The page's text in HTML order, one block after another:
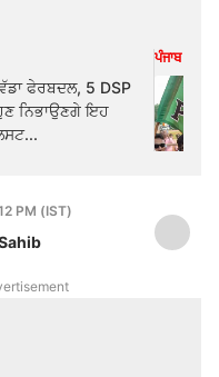
ਫੇਰਬਦਲ, 5 DSP
ਨਿਭਾਉਣਗੇ ਇਹ
ਪੰਜਾਬ
PM (IST)